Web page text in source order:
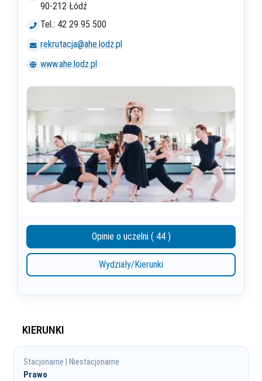
90-212 Łódź
Tel.: 42 29 95 500
rekrutacja@ahe.lodz.pl
www.ahe.lodz.pl
Opinie o uczelni ( 44 )
Wydziały/Kierunki
KIERUNKI
Stacjonarne | Niestacjonarne
Prawo